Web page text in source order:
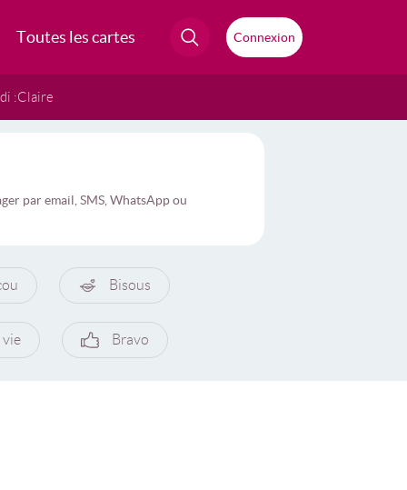
Toutes les cartes Connexion
:Claire
par email, SMS, WhatsApp ou
Bisous
vie Bravo